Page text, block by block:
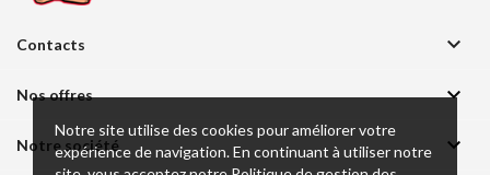
Notre site utilise des cookies pour améliorer votre
expérience de navigation. En continuant à utiliser notre
Contacts 
Nos offres 
Notre société 